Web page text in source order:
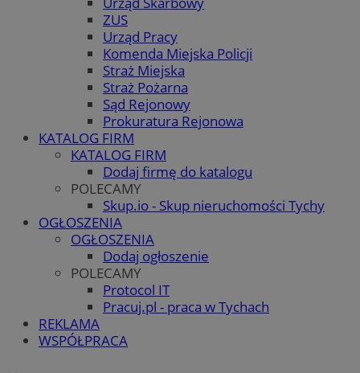
ZUS
Urząd Pracy
Komenda Miejska Policji
Straż Miejska
Straż Pożarna
Sąd Rejonowy
Prokuratura Rejonowa
KATALOG FIRM
KATALOG FIRM
Dodaj firmę do katalogu
POLECAMY
Skup.io - Skup nieruchomości Tychy
OGŁOSZENIA
OGŁOSZENIA
Dodaj ogłoszenie
POLECAMY
Protocol IT
Pracuj.pl - praca w Tychach
REKLAMA
WSPÓŁPRACA